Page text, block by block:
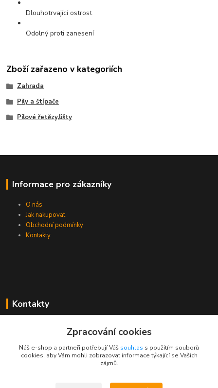
Dlouhotrvající ostrost
Odolný proti zanesení
Zboží zařazeno v kategoriích
Zahrada
Pily a štípače
Pilové řetězy,lišty
Informace pro zákazníky
O nás
Jak nakupovat
Obchodní podmínky
Kontakty
Kontakty
+420 733 530 378
(Po-Pá, 8-15 hod.)
Zpracování cookies
Náš e-shop a partneři potřebují Váš souhlas s použitím souborů
cookies, aby Vám mohli zobrazovat informace týkající se Vašich
zájmů.